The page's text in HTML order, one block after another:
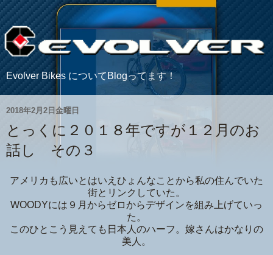
Evolver Bikes についてBlogってます！
2018年2月2日金曜日
とっくに２０１８年ですが１２月のお
話し その３
アメリカも広いとはいえひょんなことから私の住んでいた
街とリンクしていた。
WOODYには９月からゼロからデザインを組み上げていっ
た。
このひとこう見えても日本人のハーフ。嫁さんはかなりの
美人。